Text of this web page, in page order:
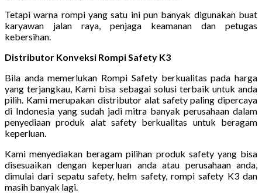
Tetapi warna rompi yang satu ini pun banyak digunakan buat
karyawan jalan raya, penjaga keamanan dan petugas
kebersihan.
Distributor Konveksi Rompi Safety K3
Bila anda memerlukan Rompi Safety berkualitas pada harga
yang terjangkau, Kami bisa sebagai solusi terbaik untuk anda
pilih. Kami merupakan distributor alat safety paling dipercaya
di Indonesia yang sudah jadi mitra banyak perusahaan dalam
penyediaan produk alat safety berkualitas untuk beragam
keperluan.
Kami menyediakan beragam pilihan produk safety yang bisa
disesuaikan dengan keperluan anda atau perusahaan anda,
dimulai dari sepatu safety, helm safety, rompi safety K3 dan
masih banyak lagi.